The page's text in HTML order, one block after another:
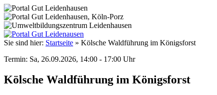
Sie sind hier: Startseite » Kölsche Waldführung im Königsforst
Termin: Sa, 26.09.2026, 14:00 - 17:00 Uhr
Kölsche Waldführung im Königsforst